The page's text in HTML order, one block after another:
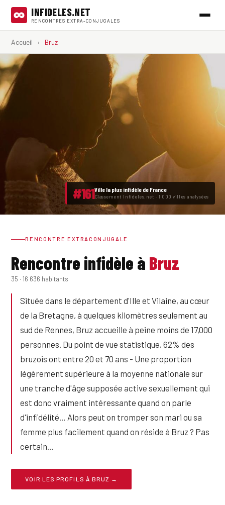
INFIDELES.NET
RENCONTRES EXTRA-CONJUGALES
Accueil › Bruz
#161Ville la plus infidèle de France
Classement Infideles.net · 1 000 villes analysées
RENCONTRE EXTRACONJUGALE
Rencontre infidèle à Bruz
35 · 16 636 habitants
Située dans le département d'Ille et Vilaine, au cœur
de la Bretagne, à quelques kilomètres seulement au
sud de Rennes, Bruz accueille à peine moins de 17,000
personnes. Du point de vue statistique, 62% des
bruzois ont entre 20 et 70 ans - Une proportion
légèrement supérieure à la moyenne nationale sur
une tranche d'âge supposée active sexuellement qui
est donc vraiment intéressante quand on parle
d'infidélité… Alors peut on tromper son mari ou sa
femme plus facilement quand on réside à Bruz ? Pas
certain…
VOIR LES PROFILS À BRUZ →